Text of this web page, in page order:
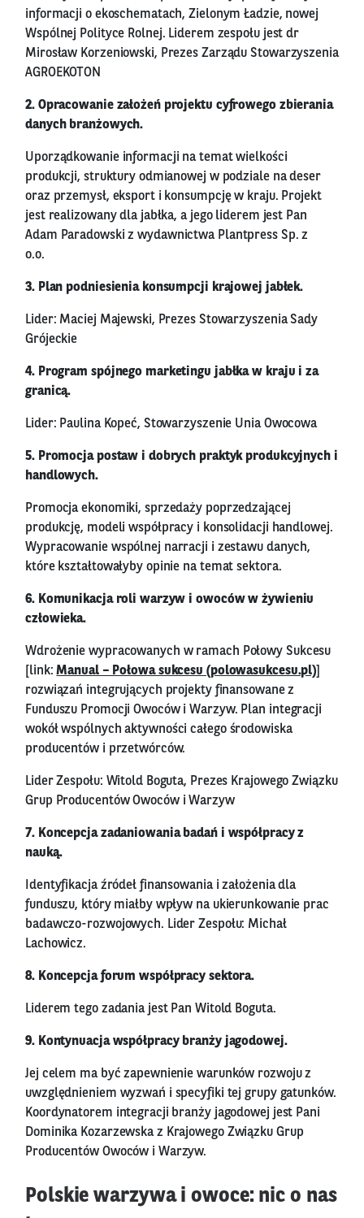
informacji o ekoschematach, Zielonym Ładzie, nowej
Wspólnej Polityce Rolnej. Liderem zespołu jest dr
Mirosław Korzeniowski, Prezes Zarządu Stowarzyszenia
AGROEKOTON
2. Opracowanie założeń projektu cyfrowego zbierania
danych branżowych.
Uporządkowanie informacji na temat wielkości
produkcji, struktury odmianowej w podziale na deser
oraz przemysł, eksport i konsumpcję w kraju. Projekt
jest realizowany dla jabłka, a jego liderem jest Pan
Adam Paradowski z wydawnictwa Plantpress Sp. z
o.o.
3. Plan podniesienia konsumpcji krajowej jabłek.
Lider: Maciej Majewski, Prezes Stowarzyszenia Sady
Grójeckie
4. Program spójnego marketingu jabłka w kraju i za
granicą.
Lider: Paulina Kopeć, Stowarzyszenie Unia Owocowa
5. Promocja postaw i dobrych praktyk produkcyjnych i
handlowych.
Promocja ekonomiki, sprzedaży poprzedzającej
produkcję, modeli współpracy i konsolidacji handlowej.
Wypracowanie wspólnej narracji i zestawu danych,
które kształtowałyby opinie na temat sektora.
6. Komunikacja roli warzyw i owoców w żywieniu
człowieka.
Wdrożenie wypracowanych w ramach Połowy Sukcesu
[link:Manual – Połowa sukcesu (polowasukcesu.pl)
rozwiązań integrujących projekty finansowane z
Funduszu Promocji Owoców i Warzyw. Plan integracji
wokół wspólnych aktywności całego środowiska
producentów i przetwórców.
Lider Zespołu: Witold Boguta, Prezes Krajowego Związku
Grup Producentów Owoców i Warzyw
7. Koncepcja zadaniowania badań i współpracy z
nauką.
Identyfikacja źródeł finansowania i założenia dla
funduszu, który miałby wpływ na ukierunkowanie prac
badawczo-rozwojowych. Lider Zespołu: Michał
Lachowicz.
8. Koncepcja forum współpracy sektora.
Liderem tego zadania jest Pan Witold Boguta.
9. Kontynuacja współpracy branży jagodowej.
Jej celem ma być zapewnienie warunków rozwoju z
uwzględnieniem wyzwań i specyfiki tej grupy gatunków.
Koordynatorem integracji branży jagodowej jest Pani
Dominika Kozarzewska z Krajowego Związku Grup
Producentów Owoców i Warzyw.
Polskie warzywa i owoce: nic o nas